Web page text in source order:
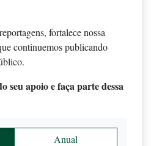
fortalece nossa
continuemos publicando
seu apoio e faça parte dessa
Anual